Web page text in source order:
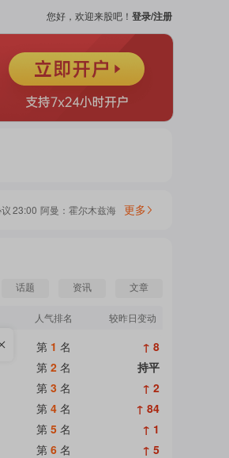
您好，欢迎来股吧！ 登录/注册
23:00 阿曼：霍尔木兹海峡通航安排谈判在积极氛围
更多
话题 资讯 文章
人气排名 较昨日变动
第 1 名
↑ 8
第 2 名
持平
第 3 名
↑ 2
第 4 名
↑ 84
第 5 名
↑ 1
第 6 名
↑ 5